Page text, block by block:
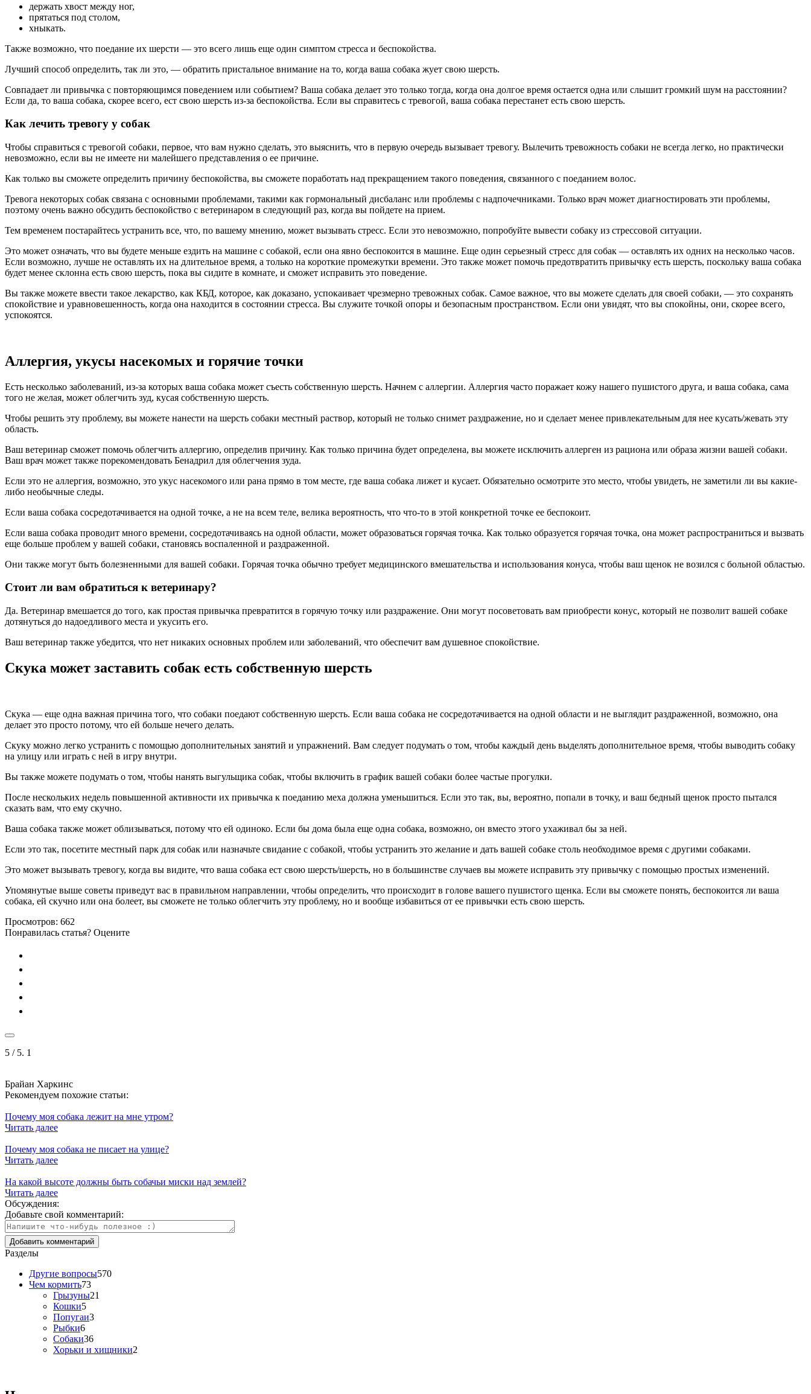
держать хвост между ног,
прятаться под столом,
хныкать.
Также возможно, что поедание их шерсти — это всего лишь еще один симптом стресса и беспокойства.
Лучший способ определить, так ли это, — обратить пристальное внимание на то, когда ваша собака жует свою шерсть.
Совпадает ли привычка с повторяющимся поведением или событием? Ваша собака делает это только тогда, когда она долгое время остается одна или слышит громкий шум на расстоянии?
Если да, то ваша собака, скорее всего, ест свою шерсть из-за беспокойства. Если вы справитесь с тревогой, ваша собака перестанет есть свою шерсть.
Как лечить тревогу у собак
Чтобы справиться с тревогой собаки, первое, что вам нужно сделать, это выяснить, что в первую очередь вызывает тревогу. Вылечить тревожность собаки не всегда легко, но практически
невозможно, если вы не имеете ни малейшего представления о ее причине.
Как только вы сможете определить причину беспокойства, вы сможете поработать над прекращением такого поведения, связанного с поеданием волос.
Тревога некоторых собак связана с основными проблемами, такими как гормональный дисбаланс или проблемы с надпочечниками. Только врач может диагностировать эти проблемы,
поэтому очень важно обсудить беспокойство с ветеринаром в следующий раз, когда вы пойдете на прием.
Тем временем постарайтесь устранить все, что, по вашему мнению, может вызывать стресс. Если это невозможно, попробуйте вывести собаку из стрессовой ситуации.
Это может означать, что вы будете меньше ездить на машине с собакой, если она явно беспокоится в машине. Еще один серьезный стресс для собак — оставлять их одних на несколько часов.
Если возможно, лучше не оставлять их на длительное время, а только на короткие промежутки времени. Это также может помочь предотвратить привычку есть шерсть, поскольку ваша собака
будет менее склонна есть свою шерсть, пока вы сидите в комнате, и сможет исправить это поведение.
Вы также можете ввести такое лекарство, как КБД, которое, как доказано, успокаивает чрезмерно тревожных собак. Самое важное, что вы можете сделать для своей собаки, — это сохранять
спокойствие и уравновешенность, когда она находится в состоянии стресса. Вы служите точкой опоры и безопасным пространством. Если они увидят, что вы спокойны, они, скорее всего,
успокоятся.
Аллергия, укусы насекомых и горячие точки
Есть несколько заболеваний, из-за которых ваша собака может съесть собственную шерсть. Начнем с аллергии. Аллергия часто поражает кожу нашего пушистого друга, и ваша собака, сама
того не желая, может облегчить зуд, кусая собственную шерсть.
Чтобы решить эту проблему, вы можете нанести на шерсть собаки местный раствор, который не только снимет раздражение, но и сделает менее привлекательным для нее кусать/жевать эту
область.
Ваш ветеринар сможет помочь облегчить аллергию, определив причину. Как только причина будет определена, вы можете исключить аллерген из рациона или образа жизни вашей собаки.
Ваш врач может также порекомендовать Бенадрил для облегчения зуда.
Если это не аллергия, возможно, это укус насекомого или рана прямо в том месте, где ваша собака лижет и кусает. Обязательно осмотрите это место, чтобы увидеть, не заметили ли вы какие-
либо необычные следы.
Если ваша собака сосредотачивается на одной точке, а не на всем теле, велика вероятность, что что-то в этой конкретной точке ее беспокоит.
Если ваша собака проводит много времени, сосредотачиваясь на одной области, может образоваться горячая точка. Как только образуется горячая точка, она может распространиться и вызвать
еще больше проблем у вашей собаки, становясь воспаленной и раздраженной.
Они также могут быть болезненными для вашей собаки. Горячая точка обычно требует медицинского вмешательства и использования конуса, чтобы ваш щенок не возился с больной областью.
Стоит ли вам обратиться к ветеринару?
Да. Ветеринар вмешается до того, как простая привычка превратится в горячую точку или раздражение. Они могут посоветовать вам приобрести конус, который не позволит вашей собаке
дотянуться до надоедливого места и укусить его.
Ваш ветеринар также убедится, что нет никаких основных проблем или заболеваний, что обеспечит вам душевное спокойствие.
Скука может заставить собак есть собственную шерсть
Скука — еще одна важная причина того, что собаки поедают собственную шерсть. Если ваша собака не сосредотачивается на одной области и не выглядит раздраженной, возможно, она
делает это просто потому, что ей больше нечего делать.
Скуку можно легко устранить с помощью дополнительных занятий и упражнений. Вам следует подумать о том, чтобы каждый день выделять дополнительное время, чтобы выводить собаку
на улицу или играть с ней в игру внутри.
Вы также можете подумать о том, чтобы нанять выгульщика собак, чтобы включить в график вашей собаки более частые прогулки.
После нескольких недель повышенной активности их привычка к поеданию меха должна уменьшиться. Если это так, вы, вероятно, попали в точку, и ваш бедный щенок просто пытался
сказать вам, что ему скучно.
Ваша собака также может облизываться, потому что ей одиноко. Если бы дома была еще одна собака, возможно, он вместо этого ухаживал бы за ней.
Если это так, посетите местный парк для собак или назначьте свидание с собакой, чтобы устранить это желание и дать вашей собаке столь необходимое время с другими собаками.
Это может вызывать тревогу, когда вы видите, что ваша собака ест свою шерсть/шерсть, но в большинстве случаев вы можете исправить эту привычку с помощью простых изменений.
Упомянутые выше советы приведут вас в правильном направлении, чтобы определить, что происходит в голове вашего пушистого щенка. Если вы сможете понять, беспокоится ли ваша
собака, ей скучно или она болеет, вы сможете не только облегчить эту проблему, но и вообще избавиться от ее привычки есть свою шерсть.
Просмотров: 662
Понравилась статья? Оцените
5 / 5. 1
Брайан Харкинс
Рекомендуем похожие статьи:
Почему моя собака лежит на мне утром?
Читать далее
Почему моя собака не писает на улице?
Читать далее
На какой высоте должны быть собачьи миски над землей?
Читать далее
Обсуждения:
Добавьте свой комментарий:
Разделы
Другие вопросы570
Чем кормить73
Грызуны21
Кошки5
Попугаи3
Рыбки6
Собаки36
Хорьки и хищники2